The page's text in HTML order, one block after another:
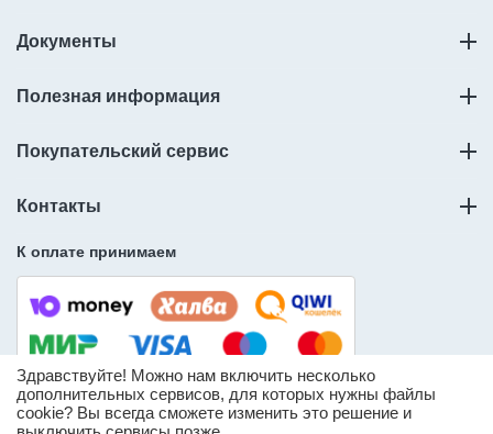
Документы
Полезная информация
Покупательский сервис
Контакты
К оплате принимаем
© ООО «Слорос» – продажа мебельной фурнитуры.
Здравствуйте! Можно нам включить несколько
дополнительных сервисов, для которых нужны файлы
cookie? Вы всегда сможете изменить это решение и